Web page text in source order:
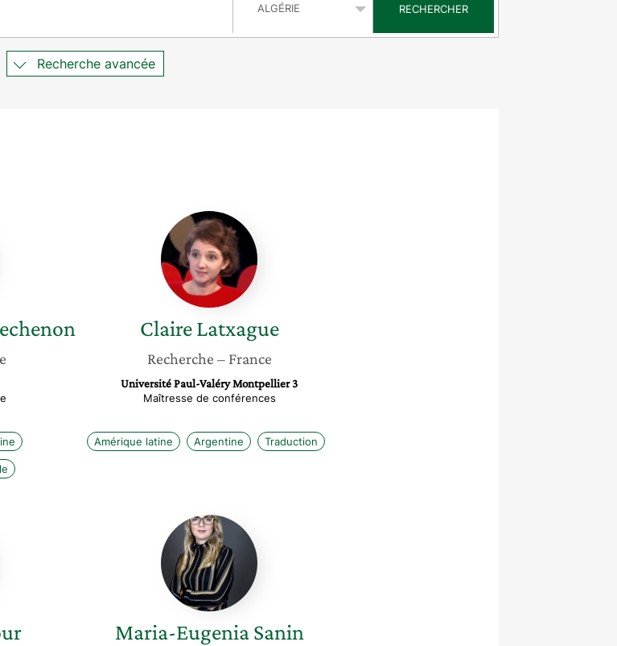
RECHERCHER
Recherche avancée
Claire
Latxague
Claire Latxague
Recherche – France
Université Paul-Valéry Montpellier 3
Maîtresse de conférences
Amérique latine Argentine Traduction
Maria-
Eugenia
Sanin
Maria-Eugenia Sanin